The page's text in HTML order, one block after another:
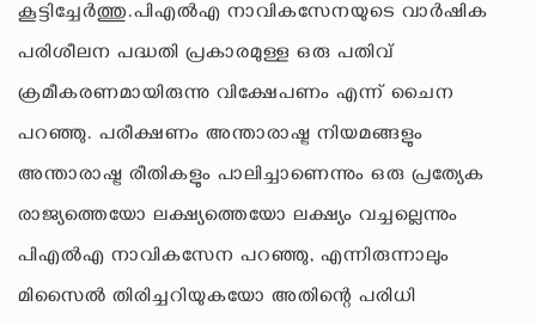
കൂട്ടിച്ചേർത്തു.പിഎൽഎ നാവികസേനയുടെ വാർഷിക
പരിശീലന പദ്ധതി പ്രകാരമുള്ള ഒരു പതിവ്
ക്രമീകരണമായിരുന്നു വിക്ഷേപണം എന്ന് ചൈന
പറഞ്ഞു. പരീക്ഷണം അന്താരാഷ്ട്ര നിയമങ്ങളും
അന്താരാഷ്ട്ര രീതികളും പാലിച്ചാണെന്നും ഒരു പ്രത്യേക
രാജ്യത്തെയോ ലക്ഷ്യത്തെയോ ലക്ഷ്യം വച്ചല്ലെന്നും
പിഎൽഎ നാവികസേന പറഞ്ഞു, എന്നിരുന്നാലും
മിസൈൽ തിരിച്ചറിയുകയോ അതിന്റെ പരിധി